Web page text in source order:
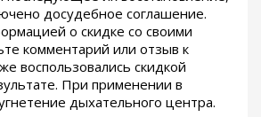
досудебное соглашение.
о скидке со своими
комментарий или отзыв к
воспользовались скидкой
При применении в
дыхательного центра.